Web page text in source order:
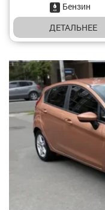
Бензин
ДЕТАЛЬНЕЕ